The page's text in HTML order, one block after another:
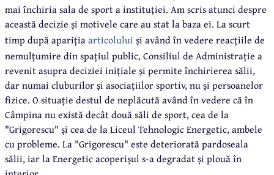
mai închiria sala de sport a instituției. Am scris atunci despre
această decizie și motivele care au stat la baza ei. La scurt
timp după aparițiaarticolului și având în vedere reacțiile de
nemulțumire din spațiul public, Consiliul de Administrație a
revenit asupra deciziei inițiale și permite închirierea sălii,
dar numai cluburilor și asociațiilor sportiv, nu și persoanelor
fizice. O situație destul de neplăcută având în vedere că în
Câmpina nu există decât două săli de sport, cea de la
"Grigorescu" și cea de la Liceul Tehnologic Energetic, ambele
cu probleme. La "Grigorescu" este deteriorată pardoseala
sălii, iar la Energetic acoperișul s-a degradat și plouă în